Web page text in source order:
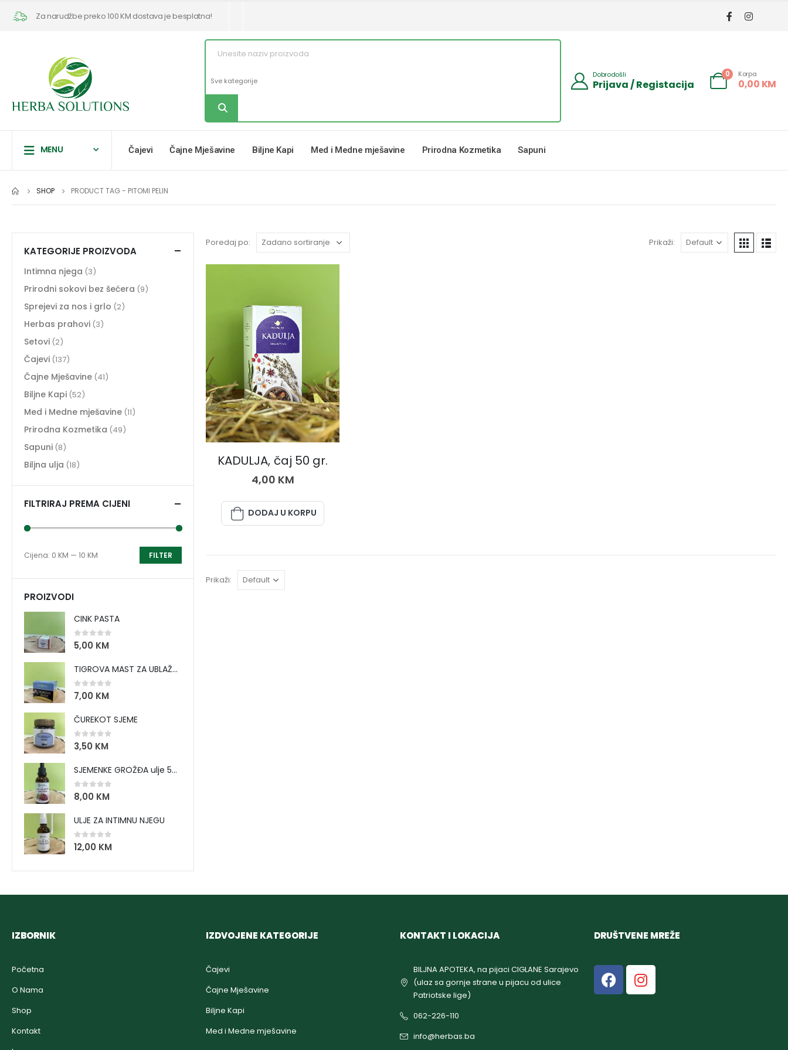
Za narudžbe preko 100 KM dostava je besplatna!
Dobrodošli
Prijava / Registacija
0 Korpa
0,00 KM
MENU Čajevi Čajne Mješavine Biljne Kapi Med i Medne mješavine Prirodna Kozmetika Sapuni
SHOP PRODUCT TAG - PITOMI PELIN
Poredaj po: Prikaži:
ČAJEVI
KADULJA, čaj 50 gr.
4,00 KM
DODAJ U KORPU
Prikaži:
KATEGORIJE PROIZVODA
Intimna njega (3)
Prirodni sokovi bez šećera (9)
Sprejevi za nos i grlo (2)
Herbas prahovi (3)
Setovi (2)
Čajevi (137)
Čajne Mješavine (41)
Biljne Kapi (52)
Med i Medne mješavine (11)
Prirodna Kozmetika (49)
Sapuni (8)
Biljna ulja (18)
FILTRIRAJ PREMA CIJENI
FILTER
Cijena: 0 KM — 10 KM
PROIZVODI
CINK PASTA
0 out of 5
5,00 KM
TIGROVA MAST ZA UBLAŽAVANJE BOLOVA I ZAGRIJAVANJE MIŠIĆA
0 out of 5
7,00 KM
ČUREKOT SJEME
0 out of 5
3,50 KM
SJEMENKE GROŽĐA ulje 50 ml
0 out of 5
8,00 KM
ULJE ZA INTIMNU NJEGU
0out of 5
12,00 KM
IZBORNIK
Početna
O Nama
Shop
Kontakt
IZDVOJENE KATEGORIJE
Čajevi
Čajne Mješavine
Biljne Kapi
Med i Medne mješavine
KONTAKT I LOKACIJA
BILJNA APOTEKA, na pijaci CIGLANE Sarajevo
(ulaz sa gornje strane u pijacu od ulice
Patriotske lige)
062-226-110
info@herbas.ba
DRUŠTVENE MREŽE